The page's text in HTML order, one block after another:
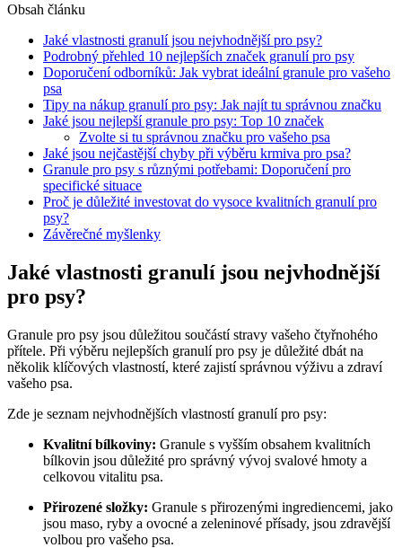
Obsah článku
Jaké vlastnosti granulí jsou nejvhodnější pro psy?
Podrobný přehled 10 nejlepších značek granulí pro psy
Doporučení odborníků: Jak vybrat ideální granule pro vašeho
psa
Tipy na nákup granulí pro psy: Jak najít tu správnou značku
Jaké jsou nejlepší granule pro psy: Top 10 značek
Zvolte si tu správnou značku pro vašeho psa
Jaké jsou nejčastější chyby při výběru krmiva pro psa?
Granule pro psy s různými potřebami: Doporučení pro
specifické situace
Proč je důležité investovat do vysoce kvalitních granulí pro
psy?
Závěrečné myšlenky
Jaké vlastnosti granulí jsou nejvhodnější
pro psy?
Granule pro psy jsou důležitou součástí stravy vašeho čtyřnohého
přítele. Při výběru nejlepších granulí pro psy je důležité dbát na
několik klíčových vlastností, které zajistí správnou výživu a zdraví
vašeho psa.
Zde je seznam nejvhodnějších vlastností granulí pro psy:
Kvalitní bílkoviny: Granule s vyšším obsahem kvalitních
bílkovin jsou důležité pro správný vývoj svalové hmoty a
celkovou vitalitu psa.
Přirozené složky: Granule s přirozenými ingrediencemi, jako
jsou maso, ryby a ovocné a zeleninové přísady, jsou zdravější
volbou pro vašeho psa.